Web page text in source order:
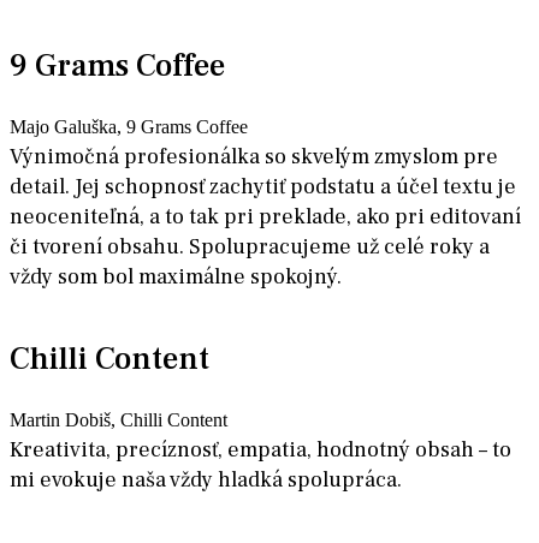
9 Grams Coffee
Majo Galuška, 9 Grams Coffee
Výnimočná profesionálka so skvelým zmyslom pre
detail. Jej schopnosť zachytiť podstatu a účel textu je
neoceniteľná, a to tak pri preklade, ako pri editovaní
či tvorení obsahu. Spolupracujeme už celé roky a
vždy som bol maximálne spokojný.
Chilli Content
Martin Dobiš, Chilli Content
Kreativita, precíznosť, empatia, hodnotný obsah – to
mi evokuje naša vždy hladká spolupráca.